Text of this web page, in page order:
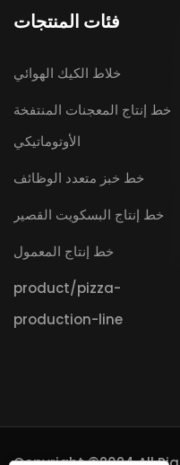
فئات المنتجات
خلاط الكيك الهوائي
خط إنتاج المعجنات المنتفخة
الأوتوماتيكي
خط خبز متعدد الوظائف
خط إنتاج البسكويت القصير
خط إنتاج المعمول
product/pizza-
production-line